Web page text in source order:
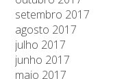
setembro 2017
agosto 2017
julho 2017
junho 2017
maio 2017